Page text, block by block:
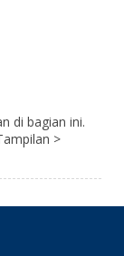
di bagian ini.
>